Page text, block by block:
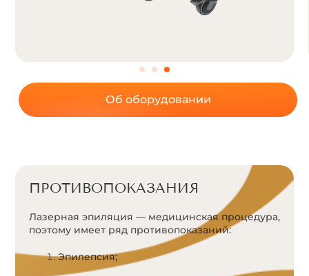
Об оборудовании
ПРОТИВОПОКАЗАНИЯ
Лазерная эпиляция — медицинская процедура,
поэтому имеет ряд противопоказаний:
Эпилепсия;